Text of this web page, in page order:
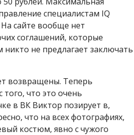
специалистам IQ
На сайте вообще нет
соглашений, которые
никто не предлагает заключать
возвращены. Теперь
что это очень
в ВК Виктор позирует в,
что на всех фотографиях,
костюм, явно с чужого